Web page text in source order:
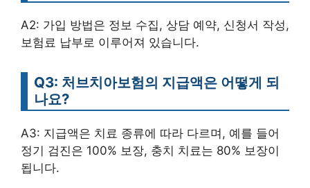
A2: 가입 방법은 정보 수집, 상담 예약, 신청서 작성,
보험료 납부로 이루어져 있습니다.
Q3: 처브치아보험의 지급액은 어떻게 되
나요?
A3: 지급액은 치료 종류에 따라 다르며, 예를 들어
정기 검진은 100% 보장, 충치 치료는 80% 보장이
됩니다.